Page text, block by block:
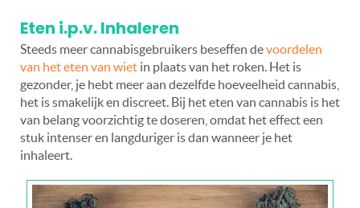
Eten i.p.v. Inhaleren
Steeds meer cannabisgebruikers beseffen devoordelen
van het eten van wiet in plaats van het roken. Het is
gezonder, je hebt meer aan dezelfde hoeveelheid cannabis,
het is smakelijk en discreet. Bij het eten van cannabis is het
van belang voorzichtig te doseren, omdat het effect een
stuk intenser en langduriger is dan wanneer je het
inhaleert.